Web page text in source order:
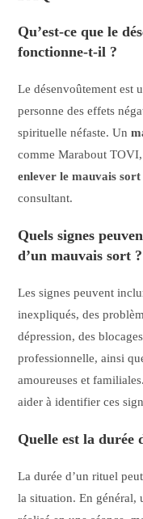
Qu’est-ce que le
fonctionne-t-il ?
Le désenvoûtement est
personne des effets
spirituelle néfaste. Un
comme Marabout
enlever le mauvais sort
consultant.
Quels signes
d’un mauvais sort ?
Les signes peuvent
inexpliqués, des
dépression, des
professionnelle, ainsi
amoureuses et
aider à identifier ces
Quelle est la durée
La durée d’un rituel
la situation. En général,